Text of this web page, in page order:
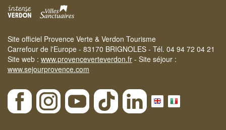
Site officiel Provence Verte & Verdon Tourisme
Carrefour de l'Europe - 83170 BRIGNOLES - Tél. 04 94 72 04 21
Site web : www.provenceverteverdon.fr - Site séjour :
www.sejourprovence.com